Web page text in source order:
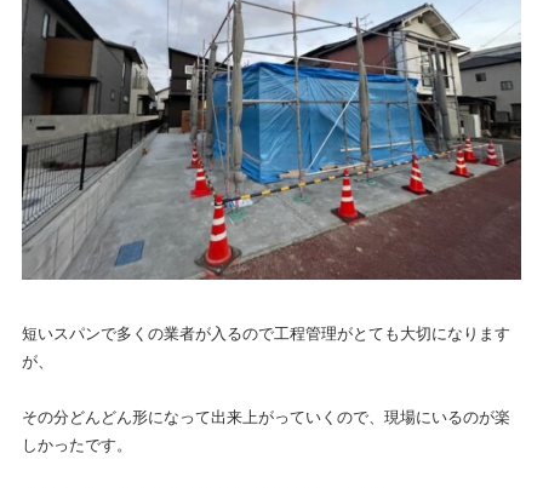
短いスパンで多くの業者が入るので工程管理がとても大切になります
が、
その分どんどん形になって出来上がっていくので、現場にいるのが楽
しかったです。